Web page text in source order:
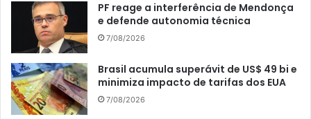
PF reage a interferência de Mendonça
e defende autonomia técnica
7/08/2026
Brasil acumula superávit de US$ 49 bi e
minimiza impacto de tarifas dos EUA
7/08/2026